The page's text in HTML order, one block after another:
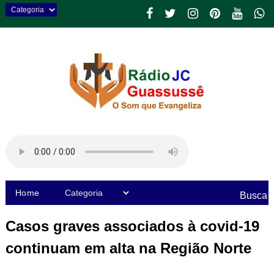
Home Busca
Casos graves associados à covid-19
continuam em alta na Região Norte